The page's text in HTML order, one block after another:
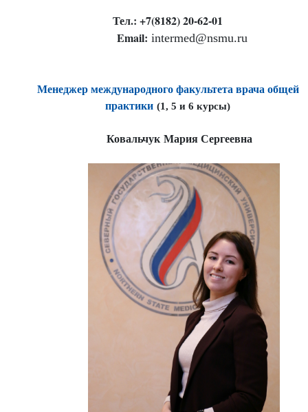
Тел.: +7(8182) 20-62-01
Email: intermed@nsmu.ru
Менеджер международного факультета врача общей
практики (1, 5 и 6 курсы)
КовальчукМария Сергеевна